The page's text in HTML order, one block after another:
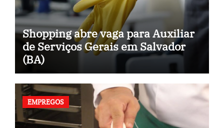
Shopping abre vaga para Auxiliar
de Serviços Gerais em Salvador
(BA)
EMPREGOS